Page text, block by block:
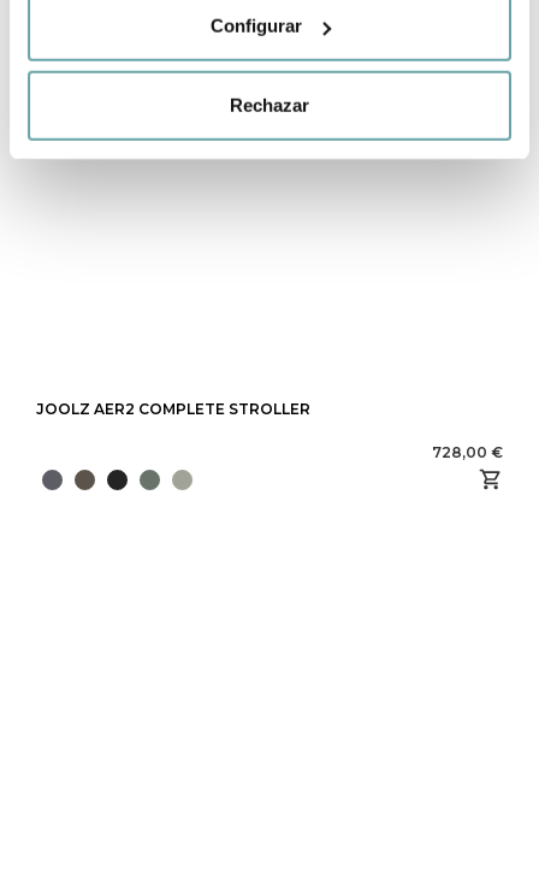
Configurar
Rechazar
JOOLZ AER2 COMPLETE STROLLER
728,00 €